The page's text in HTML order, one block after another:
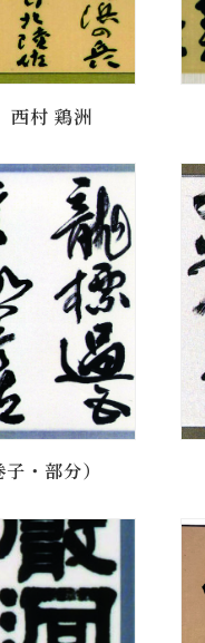
西村 鶏洲
・部分）